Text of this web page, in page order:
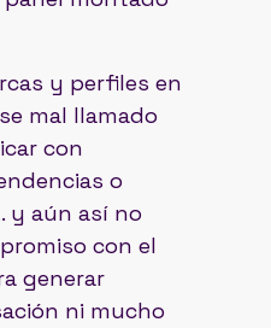
y perfiles en
mal llamado
con
o
y aún así no
con el
generar
ni mucho